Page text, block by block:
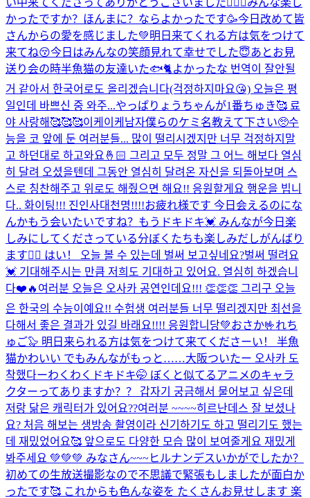
かったですか？ほんまに？ならよかったです🥳今日改めて皆
さんからの愛を感じました💚明日来てくれる方は気をつけて
来てね😚今日はみんなの笑顔見れて幸せでした😇あとお見
送り会の時半魚猫の友達いた🐟🐈よかったな 번역이 잘안될
거 같아서 한국어로도 올리겠습니다(걱정하지마요😘) 오늘은 평
일인데 바쁘신 중 와주...やっぱりょうちゃんが1番ちゅき🥰 료
야 사랑해🥰🥰🥰이케이케남자僕らのケミ名教えて下さい🥺수
능을 코 앞에 둔 여러분들... 많이 떨리시겠지만 너무 걱정하지말
고 하던대로 하고와요🤞🏻 그리고 모두 정말 그 어느 해보다 열심
히 달려 오셨을텐데 그동안 열심히 달려온 자신을 되돌아보며 스
스로 칭찬해주고 위로도 해줬으면 해요!! 응원할게요 행운을 빕니
다.. 화이팅!!! 진인사대천명!!!!お疲れ様です 今日会えるのにな
んかもう会いたいですね？もうドキドキ💓 みんなが今日楽
しみにしてくださっている分ぼくたちも楽しみだしがんばり
ます❤️‍🔥 はい！ 오늘 볼 수 있는데 벌써 보고싶네요?벌써 떨려요
💓 기대해주시는 만큼 저희도 기대하고 있어요. 열심히 하겠습니
다❤️🔥 여러분 오늘은 오사카 공연인데요!!! 👏👏👏 그리구 오늘
은 한국의 수능이예요!! 수험생 여러분들 너무 떨리겠지만 최선을
다해서 좋은 결과가 있길 바래요!!!! 응원합니당💚おさか🤟れち
ゅご🦭 明日来られる方は気をつけて来てくださーい！ 半魚
猫かわいい でもみんながもっと……大阪ついたー 오사카 도
착했다ーわくわくドキドキ🤭 ぼくと似てるアニメのキャラ
クターってありますか？？ 갑자기 궁금해서 물어보고 싶은데
저랑 닮은 캐릭터가 있어요??여러분 ~~~~히르난데스 잘 보셨나
요? 처음 해보는 생방송 촬영이라 신기하기도 하고 떨리기도 했는
데 재밌었어요🥰 앞으로도 다양한 모습 많이 보여줄게요 재밌게
봐주세요 💚💚💚 みなさん~~~ヒルナンデスいかがでしたか？
初めての生放送撮影なので不思議で緊張もしましたが面白か
ったです🥰 これからも色んな姿を たくさんお見せします 楽